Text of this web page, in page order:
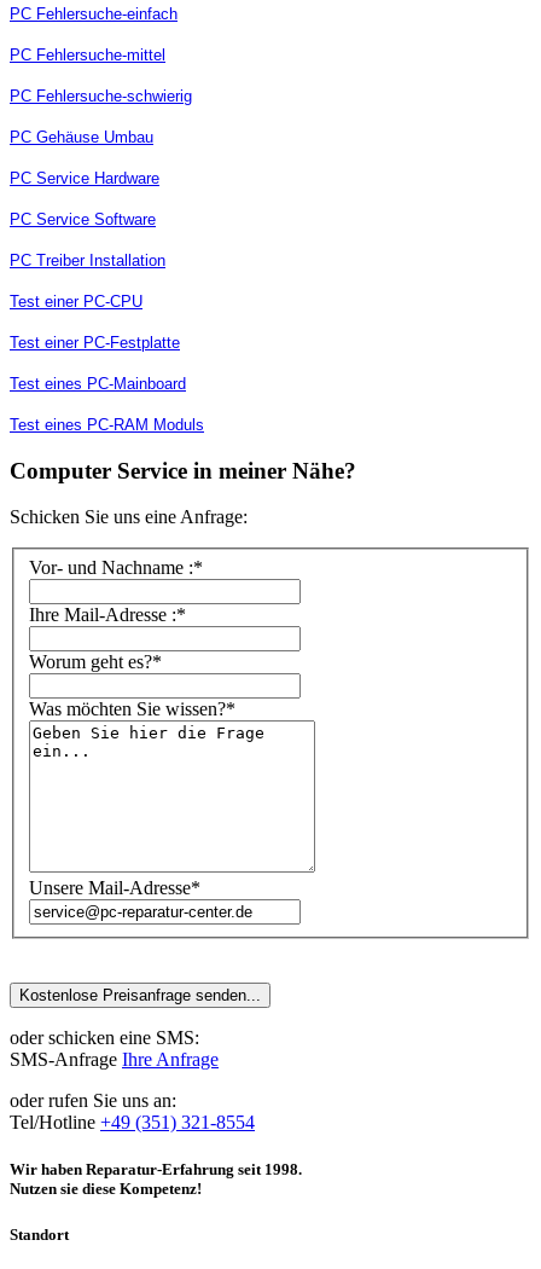
PC Fehlersuche-einfach
PC Fehlersuche-mittel
PC Fehlersuche-schwierig
PC Gehäuse Umbau
PC Service Hardware
PC Service Software
PC Treiber Installation
Test einer PC-CPU
Test einer PC-Festplatte
Test eines PC-Mainboard
Test eines PC-RAM Moduls
Computer Service in meiner Nähe?
Schicken Sie uns eine Anfrage:
Vor- und Nachname :*
Ihre Mail-Adresse :*
Worum geht es?*
Was möchten Sie wissen?*
Unsere Mail-Adresse*
oder schicken eine SMS:
SMS-Anfrage Ihre Anfrage
oder rufen Sie uns an:
Tel/Hotline +49 (351) 321-8554
Wir haben Reparatur-Erfahrung seit 1998.
Nutzen sie diese Kompetenz!
Standort